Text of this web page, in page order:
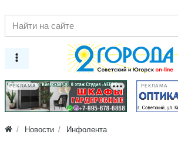
РЕКЛАМА РЕКЛАМА
Новости Инфолента